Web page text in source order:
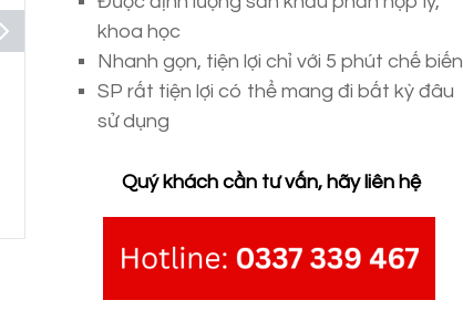
khoa học
Nhanh gọn, tiện lợi chỉ với 5 phút chế biến
SP rất tiện lợi có thể mang đi bất kỳ đâu
sử dụng
Quý khách cần tư vấn, hãy liên hệ